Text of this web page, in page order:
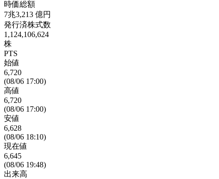
時価総額
7兆3,213 億円
発行済株式数
1,124,106,624
株
PTS
始値
6,720
(08/06 17:00)
高値
6,720
(08/06 17:00)
安値
6,628
(08/06 18:10)
現在値
6,645
(08/06 19:48)
出来高